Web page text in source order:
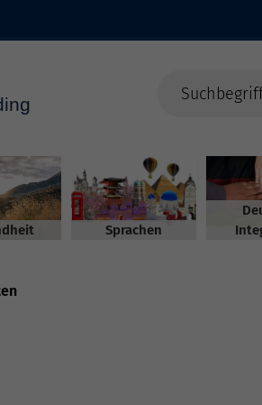
Sprachen